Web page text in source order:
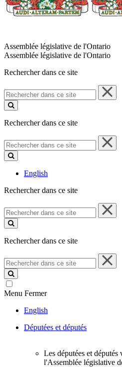
Assemblée législative de l'Ontario
Assemblée législative de l'Ontario
Rechercher dans ce site
Rechercher
dans
ce
Rechercher dans ce site
Rechercher
dans
ce
English
Rechercher dans ce site
Rechercher
dans
ce
Rechercher dans ce site
Rechercher
dans
ce
site
Menu Fermer
English
Députées et députés
Les députées et députés
l'Assemblée législative